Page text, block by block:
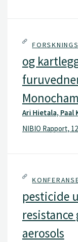
og
Ari Hietala, Paal
NIBIO Rapport,
pesticide
aerosols